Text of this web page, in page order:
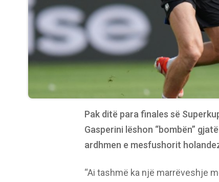
Pak ditë para finales së
Gasperini lëshon “bombën”
ardhmen e mesfushorit
“Ai tashmë ka një marrëveshje